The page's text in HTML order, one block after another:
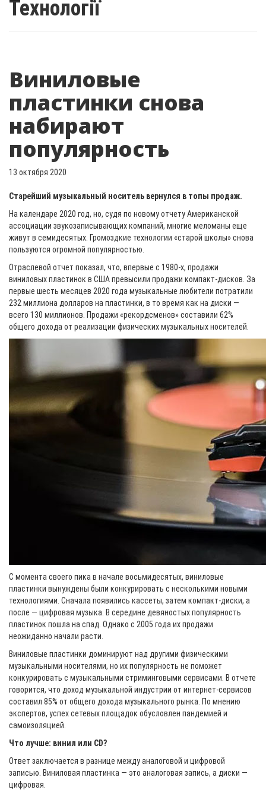
Технології
Виниловые
пластинки снова
набирают
популярность
13 октября 2020
Старейший музыкальный носитель вернулся в топы продаж.
На календаре 2020 год, но, судя по новому отчету Американской
ассоциации звукозаписывающих компаний, многие меломаны еще
живут в семидесятых. Громоздкие технологии «старой школы» снова
пользуются огромной популярностью.
Отраслевой отчет показал, что, впервые с 1980-х, продажи
виниловых пластинок в США превысили продажи компакт-дисков. За
первые шесть месяцев 2020 года музыкальные любители потратили
232 миллиона долларов на пластинки, в то время как на диски —
всего 130 миллионов. Продажи «рекордсменов» составили 62%
общего дохода от реализации физических музыкальных носителей.
С момента своего пика в начале восьмидесятых, виниловые
пластинки вынуждены были конкурировать с несколькими новыми
технологиями. Сначала появились кассеты, затем компакт-диски, а
после — цифровая музыка. В середине девяностых популярность
пластинок пошла на спад. Однако с 2005 года их продажи
неожиданно начали расти.
Виниловые пластинки доминируют над другими физическими
музыкальными носителями, но их популярность не поможет
конкурировать с музыкальными стриминговыми сервисами. В отчете
говорится, что доход музыкальной индустрии от интернет-сервисов
составил 85% от общего дохода музыкального рынка. По мнению
экспертов, успех сетевых площадок обусловлен пандемией и
самоизоляцией.
Что лучше: винил или CD?
Ответ заключается в разнице между аналоговой и цифровой
записью. Виниловая пластинка — это аналоговая запись, а диски —
цифровая.